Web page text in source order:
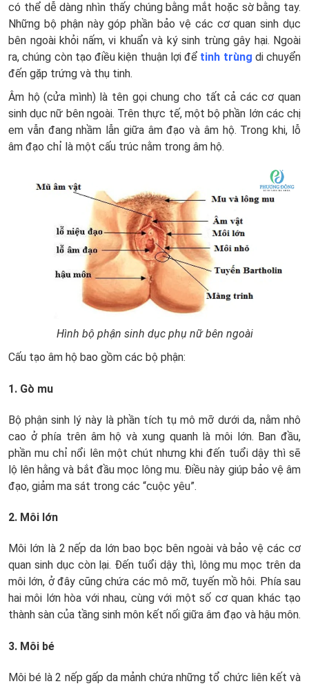
có thể dễ dàng nhìn thấy chúng bằng mắt hoặc sờ bằng tay.
Những bộ phận này góp phần bảo vệ các cơ quan sinh dục
bên ngoài khỏi nấm, vi khuẩn và ký sinh trùng gây hại. Ngoài
ra, chúng còn tạo điều kiện thuận lợi để tinh trùng di chuyển
đến gặp trứng và thụ tinh.
Âm hộ (cửa mình) là tên gọi chung cho tất cả các cơ quan
sinh dục nữ bên ngoài. Trên thực tế, một bộ phần lớn các chị
em vẫn đang nhầm lẫn giữa âm đạo và âm hộ. Trong khi, lỗ
âm đạo chỉ là một cấu trúc nằm trong âm hộ.
Hình bộ phận sinh dục phụ nữ bên ngoài
Cấu tạo âm hộ bao gồm các bộ phận:
1. Gò mu
Bộ phận sinh lý này là phần tích tụ mô mỡ dưới da, nằm nhô
cao ở phía trên âm hộ và xung quanh là môi lớn. Ban đầu,
phần mu chỉ nổi lên một chút nhưng khi đến tuổi dậy thì sẽ
lộ lên hằng và bắt đầu mọc lông mu. Điều này giúp bảo vệ âm
đạo, giảm ma sát trong các “cuộc yêu”.
2. Môi lớn
Môi lớn là 2 nếp da lớn bao bọc bên ngoài và bảo vệ các cơ
quan sinh dục còn lại. Đến tuổi dậy thì, lông mu mọc trên da
môi lớn, ở đây cũng chứa các mô mỡ, tuyến mồ hôi. Phía sau
hai môi lớn hòa với nhau, cùng với một số cơ quan khác tạo
thành sàn của tầng sinh môn kết nối giữa âm đạo và hậu môn.
3. Môi bé
Môi bé là 2 nếp gấp da mảnh chứa những tổ chức liên kết và